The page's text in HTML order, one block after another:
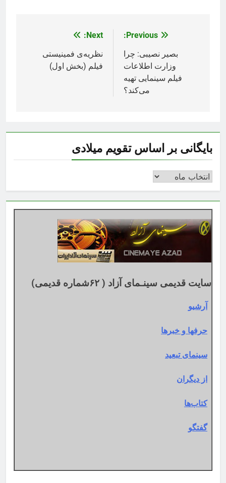
راهبری
نوشته
Previous:
بصیر نصیبی: چرا
وزارت اطلاعات
فیلم سینمایی تهیه
می‌کند؟
Next:
نظریه‌ی فمینیستی
فیلم (بخش اول)
بایگانی بر اساس تقویم میلادی
بایگانی
اساس
تقویم
میلادی
سایت قدیمی سینـمای آزاد ( ۶۲شماره قدیمی)
آرشیو
حرفها و خبرها
سینمای تبعید
از دیگران
کتاب‌ها
گفتگو